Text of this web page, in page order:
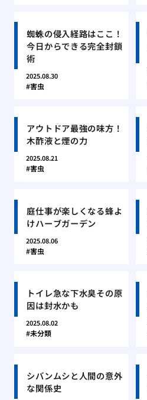
蜘蛛の侵入経路はここ！
今日からできる完全封鎖
術
2025.08.30
害虫
アウトドア最強の味方！
木酢液と煙の力
2025.08.21
害虫
庭仕事が楽しくなる蜂よ
けハーブガーデン
2025.08.06
害虫
トイレ急な下水臭その原
因は封水かも
2025.08.02
未分類
シバンムシと人間の意外
な関係史